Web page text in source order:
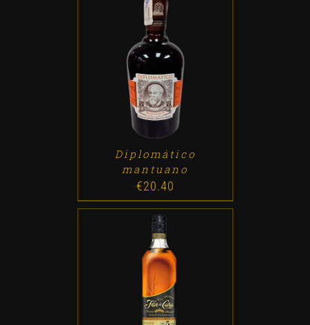
ADD TO CART DETALLES
Diplomático
mantuano
€20.40
ADD TO CART / DETALLES